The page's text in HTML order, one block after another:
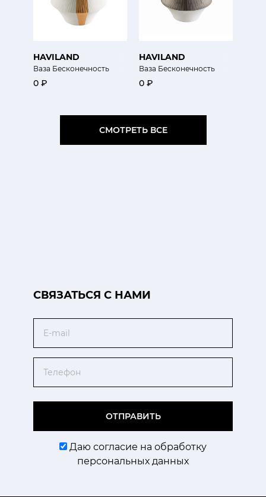
HAVILAND
Ваза Бесконечность
0 ₽
HAVILAND
Ваза Бесконечность
0 ₽
СМОТРЕТЬ ВСЕ
CВЯЗАТЬСЯ С НАМИ
ОТПРАВИТЬ
Даю согласие на обработку
персональных данных